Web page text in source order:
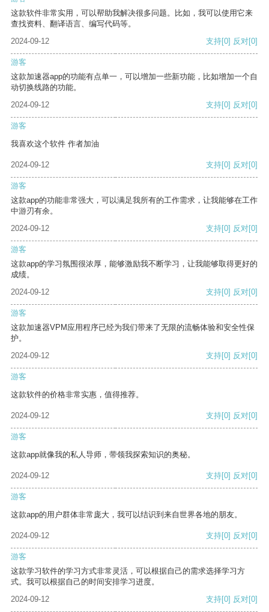
这款软件非常实用，可以帮助我解决很多问题。比如，我可以使用它来
查找资料、翻译语言、编写代码等。
2024-09-12
支持[0] 反对[0]
游客
这款加速器app的功能有点单一，可以增加一些新功能，比如增加一个自
动切换线路的功能。
2024-09-12
支持[0] 反对[0]
游客
我喜欢这个软件 作者加油
2024-09-12 支持[0] 反对[0]
游客
这款app的功能非常强大，可以满足我所有的工作需求，让我能够在工作
中游刃有余。
2024-09-12
支持[0] 反对[0]
游客
这款app的学习氛围很浓厚，能够激励我不断学习，让我能够取得更好的
成绩。
2024-09-12
支持[0] 反对[0]
游客
这款加速器VPM应用程序已经为我们带来了无限的流畅体验和安全性保
护。
2024-09-12
支持[0] 反对[0]
游客
这款软件的价格非常实惠，值得推荐。
2024-09-12 支持[0] 反对[0]
游客
这款app就像我的私人导师，带领我探索知识的奥秘。
2024-09-12 支持[0] 反对[0]
游客
这款app的用户群体非常庞大，我可以结识到来自世界各地的朋友。
2024-09-12 支持[0] 反对[0]
游客
这款学习软件的学习方式非常灵活，可以根据自己的需求选择学习方
式。我可以根据自己的时间安排学习进度。
2024-09-12
支持[0] 反对[0]